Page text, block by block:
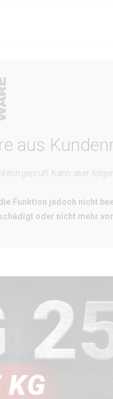
aus
geprüft . Kann aber
Funktion jedoch nicht
oder nicht mehr